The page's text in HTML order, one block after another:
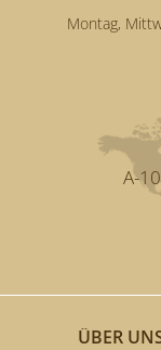
Montag,
A-
ÜBER